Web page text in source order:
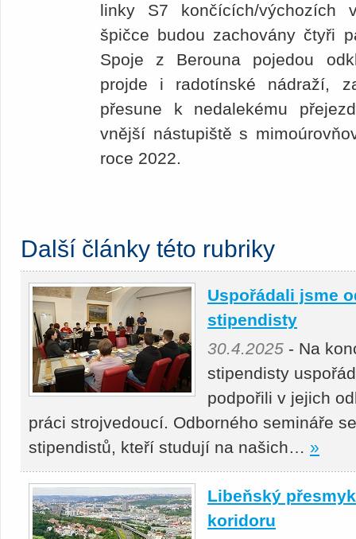
linky S7 končících/výchozích
špičce budou zachovány čtyři
Spoje z Berouna pojedou
projde i radotínské nádraží,
přesune k nedalekému
vnější nástupiště s
roce 2022.
Další články této rubriky
Uspořádali jsme
stipendisty
30.4.2025 - Na
stipendisty
podpořili v jejich
práci strojvedoucí. Odborného semináře
stipendistů, kteří studují na našich… »
Libeňský
koridoru